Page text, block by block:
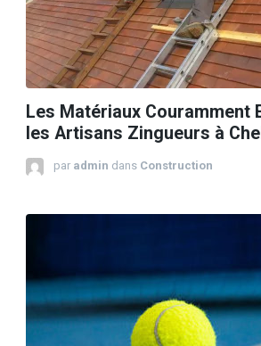
Les Matériaux Couramment
les Artisans Zingueurs à
par admin dans Construction